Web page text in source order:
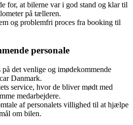
for, at bilerne var i god stand og klar til
på tælleren.
og problemfri proces fra booking til
personale
det venlige og imødekommende
Danmark.
service, hvor de bliver mødt med
medarbejdere.
af personalets villighed til at hjælpe
om bilen.